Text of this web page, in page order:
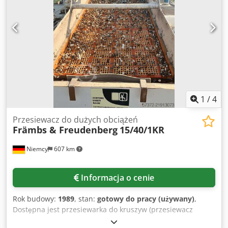
Producent: PROMASZ Model: B1PK-2000 Tryb pracy: ręczny
Obróbka wyłącznie przedniej krawędzi Przystosowana do
profilowania i polerowania prostych krawędzi Stabilna
stalowa konstrukcja Możliwość sprawdzenia pod
zasilaniem Dodpfx Acjzcdhvspowa Stan: Używana, sprawna
technicznie Regularnie serwisowana Możliwość prezentacji
przed zakupem W zestawie: Maszyna jak na zdjęciach
Aktualny osprzęt (do ustalenia z kupującym)
1 /4
Niemcy 607 km
Przesiewacz do dużych obciążeń
Främbs & Freudenberg 15/40/1KR
Informacja o cenie
Rok budowy: 1989, stan: gotowy do pracy (używany),
Dostępna jest przesiewarka do kruszyw (przesiewacz
wibracyjny) Främbs & Freudenberg przeznaczona dla